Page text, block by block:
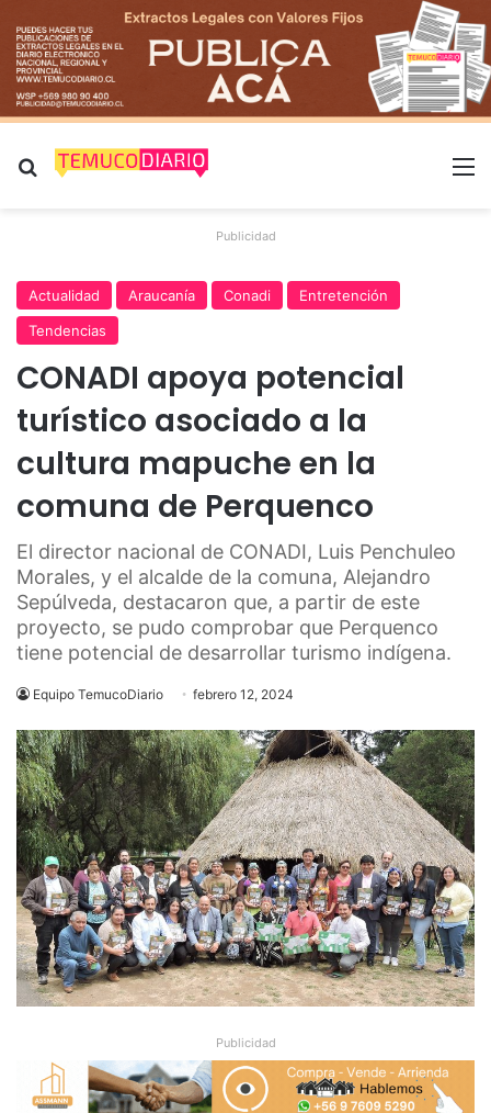
Buscar por
Publicidad
Actualidad Araucanía Conadi
Entretención
Tendencias
CONADI apoya potencial
turístico asociado a la
cultura mapuche en la
comuna de Perquenco
El director nacional de CONADI, Luis Penchuleo
Morales, y el alcalde de la comuna, Alejandro
Sepúlveda, destacaron que, a partir de este
proyecto, se pudo comprobar que Perquenco
tiene potencial de desarrollar turismo indígena.
Equipo TemucoDiario febrero 12, 2024
Publicidad